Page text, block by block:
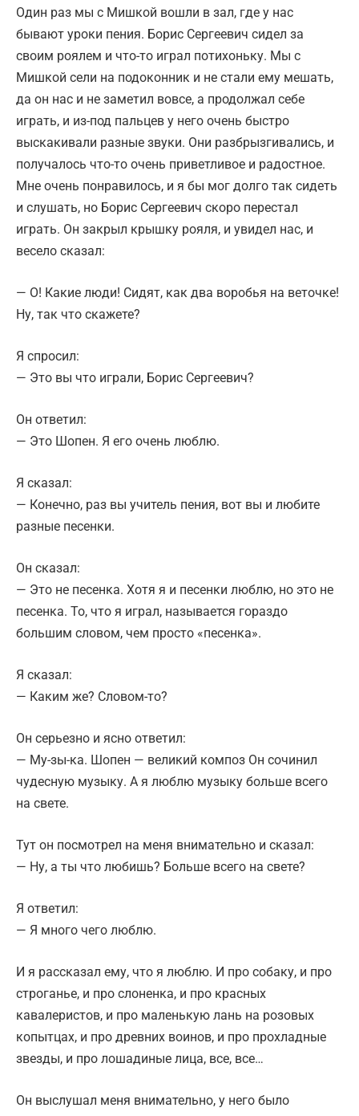
Один раз мы с Мишкой вошли в зал, где у нас
бывают уроки пения. Борис Сергеевич сидел за
своим роялем и что-то играл потихоньку. Мы с
Мишкой сели на подоконник и не стали ему мешать,
да он нас и не заметил вовсе, а продолжал себе
играть, и из-под пальцев у него очень быстро
выскакивали разные звуки. Они разбрызгивались, и
получалось что-то очень приветливое и радостное.
Мне очень понравилось, и я бы мог долго так сидеть
и слушать, но Борис Сергеевич скоро перестал
играть. Он закрыл крышку рояля, и увидел нас, и
весело сказал:
— О! Какие люди! Сидят, как два воробья на веточке!
Ну, так что скажете?
Я спросил:
— Это вы что играли, Борис Сергеевич?
Он ответил:
— Это Шопен. Я его очень люблю.
Я сказал:
— Конечно, раз вы учитель пения, вот вы и любите
разные песенки.
Он сказал:
— Это не песенка. Хотя я и песенки люблю, но это не
песенка. То, что я играл, называется гораздо
большим словом, чем просто «песенка».
Я сказал:
— Каким же? Словом-то?
Он серьезно и ясно ответил:
— Му-зы-ка. Шопен — великий композ Он сочинил
чудесную музыку. А я люблю музыку больше всего
на свете.
Тут он посмотрел на меня внимательно и сказал:
— Ну, а ты что любишь? Больше всего на свете?
Я ответил:
— Я много чего люблю.
И я рассказал ему, что я люблю. И про собаку, и про
строганье, и про слоненка, и про красных
кавалеристов, и про маленькую лань на розовых
копытцах, и про древних воинов, и про прохладные
звезды, и про лошадиные лица, все, все…
Он выслушал меня внимательно, у него было